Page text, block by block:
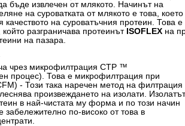
бъде извлечен от млякото. Начинът на
на суроватката от млякото е това, което
качеството на суроватъчния протеин. Това е
разграничава протеинът ISOFLEX на
на пазара.
чрез микрофилтрация CTP ™
процес). Това е микрофилтрация при
- Този така наречен метод на филтрация
произвеждането на изолати. Изолатът
в най-чистата му форма и по този начин
по-високо от това в